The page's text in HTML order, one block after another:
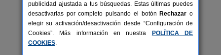
publicidad ajustada a tus búsquedas. Estas últimas puedes
desactivarlas por completo pulsando el botón Rechazar o
elegir su activación/desactivación desde “Configuración de
Cookies”. Más información en nuestra
POLÍTICA DE
COOKIES.